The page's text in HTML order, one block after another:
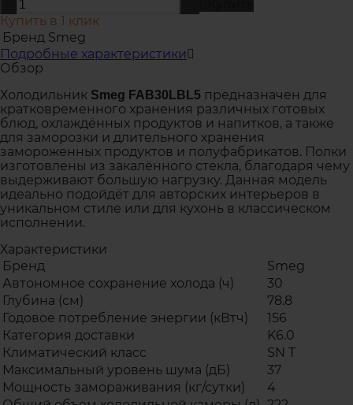
Купить в 1 клик
Бренд Smeg
Подробные характеристики
Обзор
Холодильник Smeg FAB30LBL5 предназначен для
кратковременного хранения различных готовых
блюд, охлаждённых продуктов и напитков, а также
для заморозки и длительного хранения
замороженных продуктов и полуфабрикатов. Полки
изготовлены из закалённого стекла, благодаря чему
выдерживают большую нагрузку. Данная модель
идеально подойдёт для авторских интерьеров в
уникальном стиле или для кухонь в классическом
исполнении.
Характеристики
Бренд
Smeg
Автономное сохранение холода (ч)
30
Глубина (см)
78.8
Годовое потребление энергии (кВтч)
156
Категория доставки
K6.0
Климатический класс
SN T
Максимальный уровень шума (дБ)
37
Мощность замораживания (кг/сутки)
4